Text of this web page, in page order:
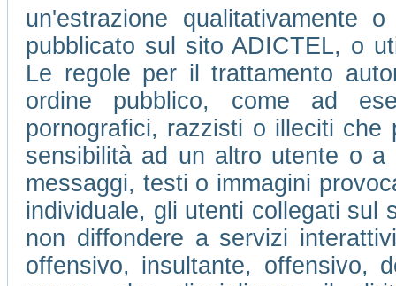
un'estrazione qualitativamente
pubblicato sul sito ADICTEL, o
Le regole per il trattamento
ordine pubblico, come ad
pornografici, razzisti o illeciti che
sensibilità ad un altro utente o a
messaggi, testi o immagini
individuale, gli utenti collegati sul
non diffondere a servizi
offensivo, insultante, offensivo,